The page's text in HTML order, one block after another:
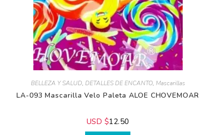
BELLEZA Y SALUD, DETALLES DE ENCANTO, Mascarillas
LA-093 Mascarilla Velo Paleta ALOE CHOVEMOAR
USD $12.50